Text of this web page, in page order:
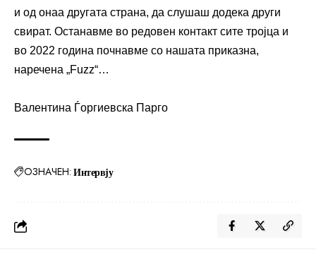
и од онаа другата страна, да слушаш додека други
свират. Останавме во редовен контакт сите тројца и
во 2022 година почнавме со нашата приказна,
наречена „Fuzz“…
Валентина Ѓоргиевска Парго
ОЗНАЧЕН: Интервју